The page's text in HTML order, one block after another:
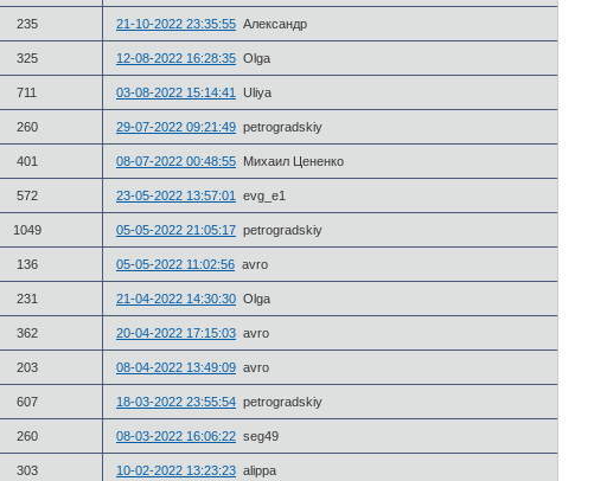
235 21-10-2022 23:35:55 Александр
325 12-08-2022 16:28:35 Olga
711 03-08-2022 15:14:41 Uliya
260 29-07-2022 09:21:49 petrogradskiy
401 08-07-2022 00:48:55 Михаил Цененко
572 23-05-2022 13:57:01 evg_e1
1049 05-05-2022 21:05:17 petrogradskiy
136 05-05-2022 11:02:56 avro
231 21-04-2022 14:30:30 Olga
362 20-04-2022 17:15:03 avro
203 08-04-2022 13:49:09 avro
607 18-03-2022 23:55:54 petrogradskiy
260 08-03-2022 16:06:22 seg49
303 10-02-2022 13:23:23 alippa